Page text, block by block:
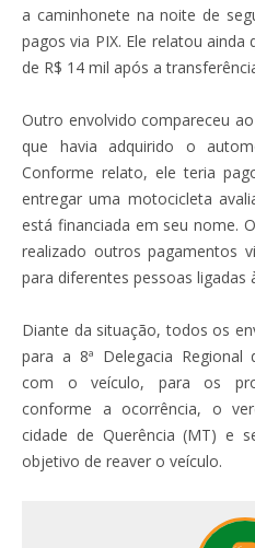
a caminhonete na noite de
pagos via PIX. Ele relatou
de R$ 14 mil após a
Outro envolvido compareceu
que havia adquirido o
Conforme relato, ele teria
entregar uma motocicleta
está financiada em seu nome.
realizado outros pagamentos
para diferentes pessoas ligadas
Diante da situação, todos os
para a 8ª Delegacia Regional
com o veículo, para os
conforme a ocorrência, o
cidade de Querência (MT) e
objetivo de reaver o veículo.